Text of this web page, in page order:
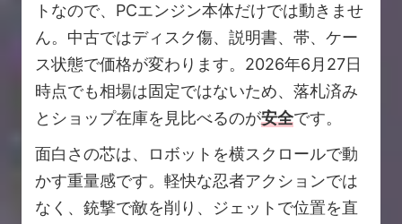
トなので、PCエンジン本体だけでは動きませ
ん。中古ではディスク傷、説明書、帯、ケー
ス状態で価格が変わります。2026年6月27日
時点でも相場は固定ではないため、落札済み
とショップ在庫を見比べるのが安全です。
面白さの芯は、ロボットを横スクロールで動
かす重量感です。軽快な忍者アクションでは
なく、銃撃で敵を削り、ジェットで位置を直